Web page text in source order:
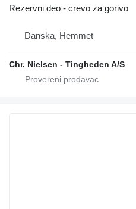
Rezervni deo - crevo za gorivo
Danska, Hemmet
Chr. Nielsen - Tingheden A/S